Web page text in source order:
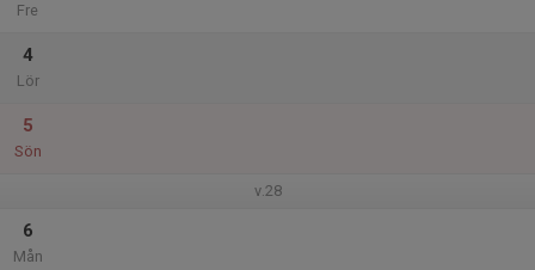
Fre
4
Lör
5
Sön
v.28
6
Mån